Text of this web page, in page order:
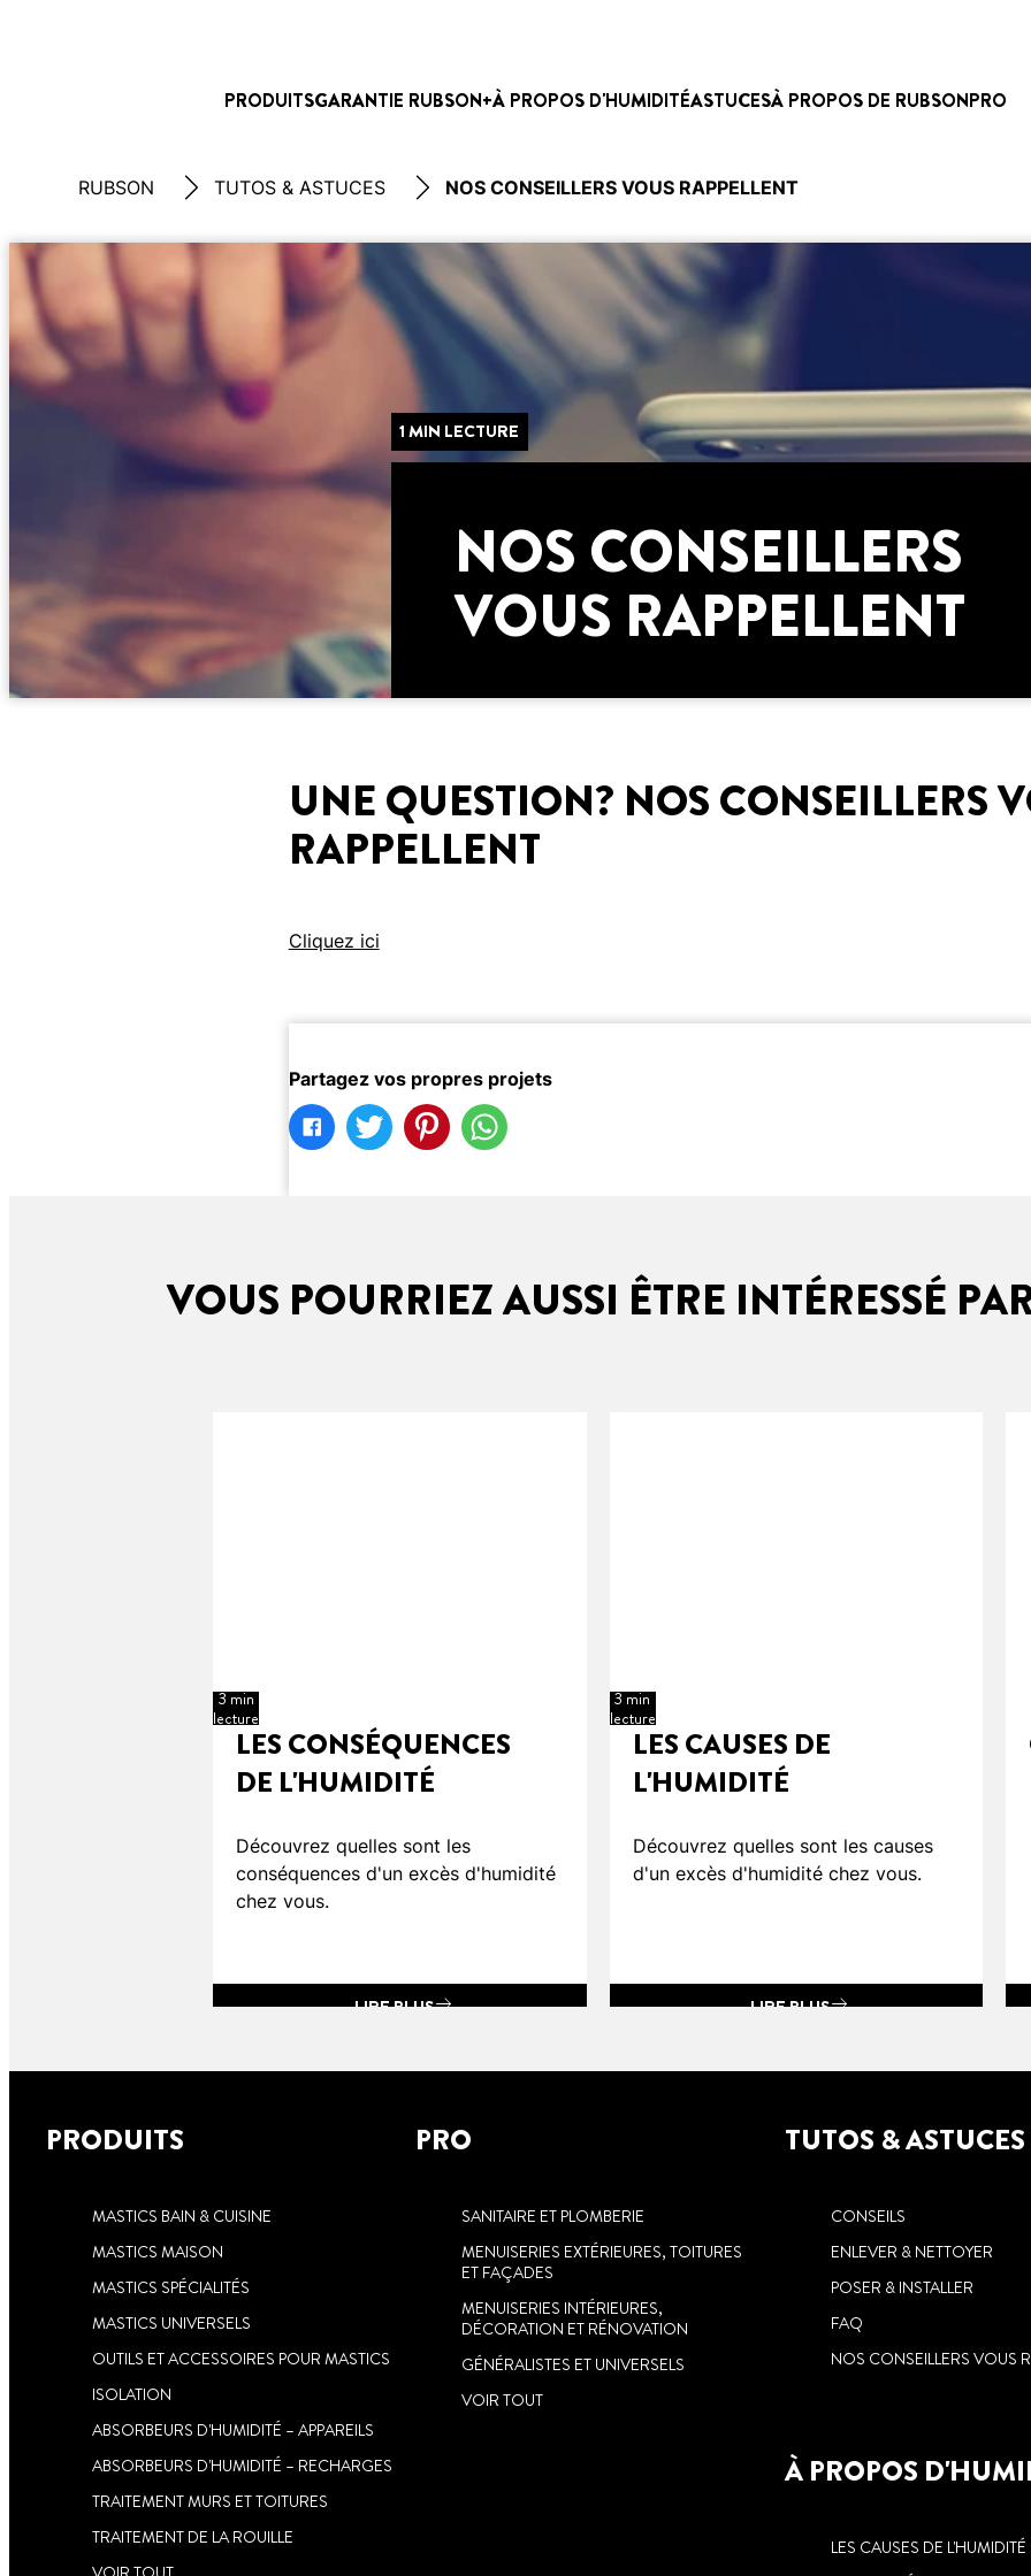
PRODUITSGARANTIE RUBSON+À PROPOS D'HUMIDITÉASTUCESÀ PROPOS DE RUBSONPRO
RUBSON TUTOS & ASTUCES NOS CONSEILLERS VOUS RAPPELLENT
1 MIN LECTURE
NOS CONSEILLERS
VOUS RAPPELLENT
UNE QUESTION? NOS CONSEILLERS
RAPPELLENT
Cliquez ici
Partagez vos propres projets
VOUS POURRIEZ AUSSI ÊTRE INTÉRESSÉ
3 min
lecture
LES CONSÉQUENCES
DE L'HUMIDITÉ
Découvrez quelles sont les
conséquences d'un excès d'humidité
chez vous.
LIRE PLUS
3 min
lecture
LES CAUSES DE
L'HUMIDITÉ
Découvrez quelles sont les causes
d'un excès d'humidité chez vous.
LIRE PLUS
ASTUCES CONTRE
L’HUMIDITÉ
Découvrez nos astuces anti humidité.
Besoin d'une astuce à propos de
l'humidité de votre logement ?
PRODUITS
MASTICS BAIN & CUISINE
MASTICS MAISON
MASTICS SPÉCIALITÉS
MASTICS UNIVERSELS
OUTILS ET ACCESSOIRES POUR MASTICS
ISOLATION
ABSORBEURS D'HUMIDITÉ – APPAREILS
ABSORBEURS D'HUMIDITÉ – RECHARGES
TRAITEMENT MURS ET TOITURES
TRAITEMENT DE LA ROUILLE
PRO
SANITAIRE ET PLOMBERIE
MENUISERIES EXTÉRIEURES, TOITURES
ET FAÇADES
MENUISERIES INTÉRIEURES,
DÉCORATION ET RÉNOVATION
GÉNÉRALISTES ET UNIVERSELS
VOIR TOUT
TUTOS & ASTUCES
CONSEILS
ENLEVER & NETTOYER
POSER & INSTALLER
FAQ
NOS CONSEILLERS VOUS
À PROPOS
LES CAUSES DE L'HUMIDITÉ